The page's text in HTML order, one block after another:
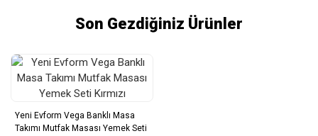
Son Gezdiğiniz Ürünler
Yeni Evform Vega Banklı Masa
Takımı Mutfak Masası Yemek Seti